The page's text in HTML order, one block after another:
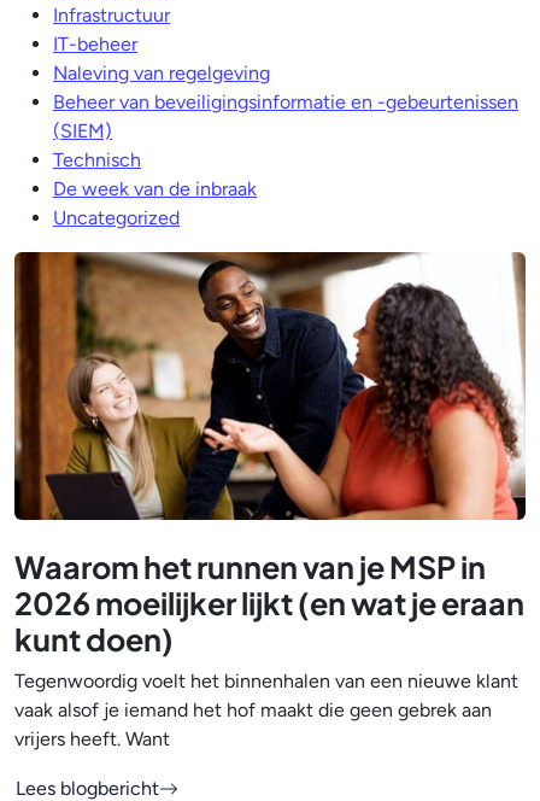
Infrastructuur
IT-beheer
Naleving van regelgeving
Beheer van beveiligingsinformatie en -gebeurtenissen
(SIEM)
Technisch
De week van de inbraak
Uncategorized
Waarom het runnen van je MSP in
2026 moeilijker lijkt (en wat je eraan
kunt doen)
Tegenwoordig voelt het binnenhalen van een nieuwe klant
vaak alsof je iemand het hof maakt die geen gebrek aan
vrijers heeft. Want
Lees blogbericht